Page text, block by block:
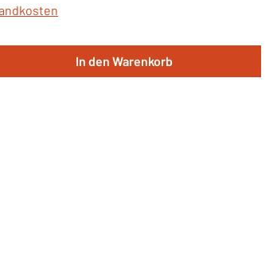
den gewünschten Wert ein
In den Warenkorb